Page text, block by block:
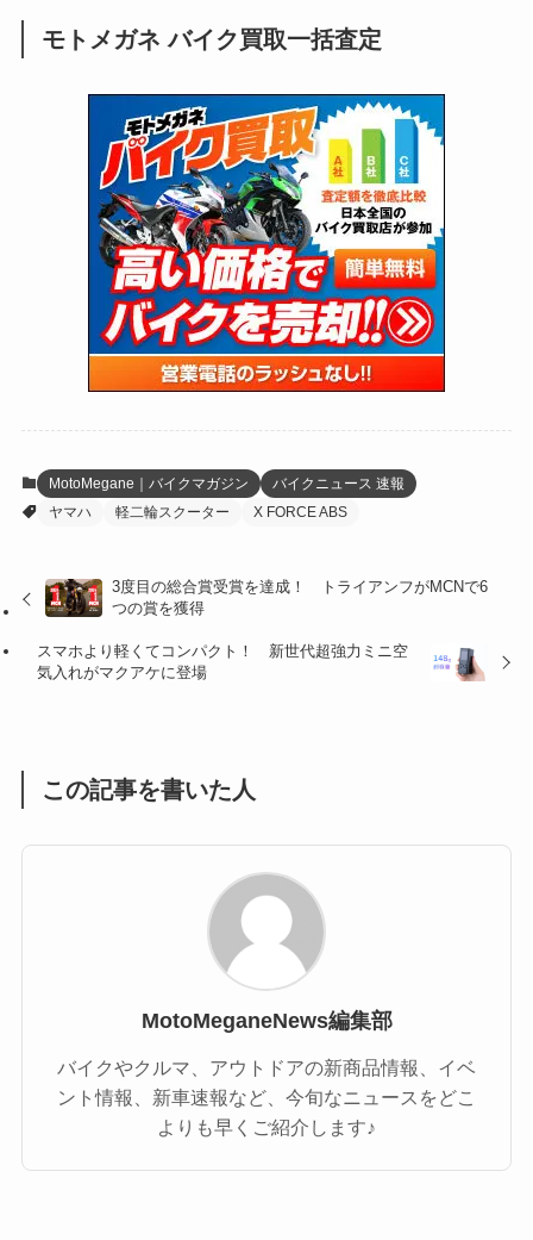
(31)
(51)
(34)
(5)
(12)
(64)
(109)
(24)
(16)
(25)
(24)
(47)
(15)
(5)
(64)
(16)
(62)
(4)
(6)
(17)
(5)
(27)
(249)
(12)
(131)
(38)
(131)
(167)
(85)
(21)
(61)
(171)
(98)
(13)
(60)
(274)
(171)
(38)
(47)
(59)
(41)
(47)
(1)
(66)
(16)
(141)
(255)
(204)
(1,142)
(166)
(23)
(33)
(34)
(35)
(41)
(415)
(16)
(137)
(74)
(2,744)
(126)
(170)
(171)
(118)
(27)
(1,605)
(147)
(13)
(19)
(12)
(16)
(20)
(4)
(16)
(1)
モトメガネ バイク買取一括査定
MotoMegane｜バイクマガジン
バイクニュース 速報
ヤマハ
軽二輪スクーター X FORCE ABS
3度目の総合賞受賞を達成！ トライアンフがMCNで6
つの賞を獲得
スマホより軽くてコンパクト！ 新世代超強力ミニ空
気入れがマクアケに登場
この記事を書いた人
MotoMeganeNews編集部
バイクやクルマ、アウトドアの新商品情報、イベ
ント情報、新車速報など、今旬なニュースをどこ
よりも早くご紹介します♪